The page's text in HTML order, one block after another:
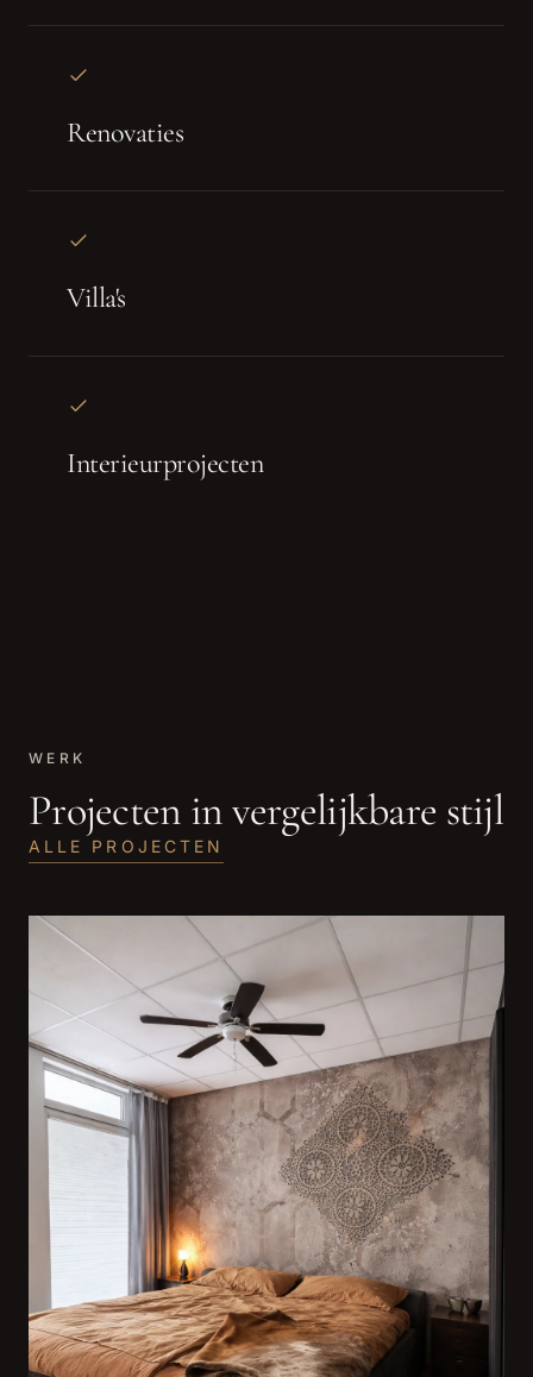
Renovaties
Villa's
Interieurprojecten
WERK
Projecten in vergelijkbare stijl
ALLE PROJECTEN